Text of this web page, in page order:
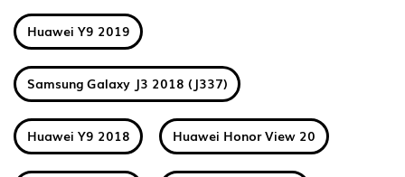
Huawei Y9 2019
Samsung Galaxy J3 2018 (J337)
Huawei Y9 2018 Huawei Honor View 20